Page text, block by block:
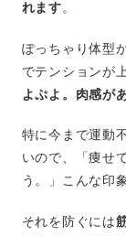
れます。
ぽっちゃり体型
でテンションが
よぷよ。肉感が
特に今まで運動
いので、「痩せ
う。」こんな印
それを防ぐには